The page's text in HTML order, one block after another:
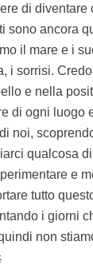
di diventare
sono ancora
il mare e i
i sorrisi.
e nella
di ogni luogo
noi,
qualcosa
e
tutto
i giorni
non